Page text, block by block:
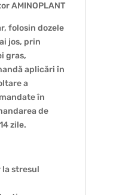
AMINOPLANT
folosin dozele
jos, prin
gras,
aplicări în
a
în
de
zile.
la stresul